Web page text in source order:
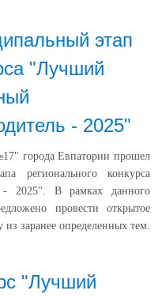
этап
"Лучший
- 2025"
города Евпатории прошел
регионального конкурса
- 2025". В рамках данного
провести открытое
заранее определенных тем.
"Лучший